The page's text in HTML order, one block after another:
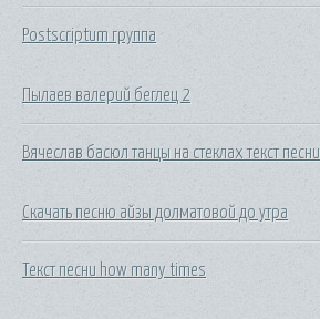
Postscriptum группа
Пылаев валерий беглец 2
Вячеслав басюл танцы на стеклах текст песни
Скачать песню айзы долматовой до утра
Текст песни how many times